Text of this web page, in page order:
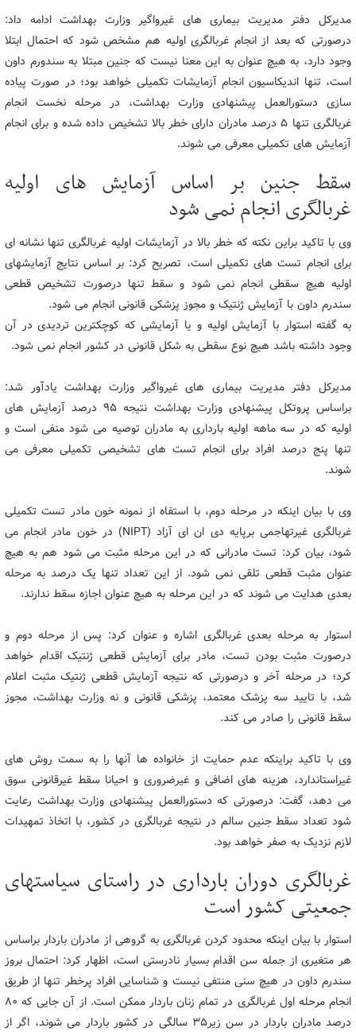
مدیرکل دفتر مدیریت بیماری های غیرواگیر وزارت بهداشت ادامه داد:
درصورتی که بعد از انجام غربالگری اولیه هم مشخص شود که احتمال ابتلا
وجود دارد، به هیچ عنوان به این معنا نیست که جنین مبتلا به سندورم داون
است، تنها اندیکاسیون انجام آزمایشات تکمیلی خواهد بود؛ در صورت پیاده
سازی دستورالعمل پیشنهادی وزارت بهداشت، در مرحله نخست انجام
غربالگری تنها 5 درصد مادران دارای خطر بالا تشخیص داده شده و برای انجام
آزمایش های تکمیلی معرفی می شوند.
سقط جنین بر اساس آزمایش های اولیه
غربالگری انجام نمی شود
وی با تاکید براین نکته که خطر بالا در آزمایشات اولیه غربالگری تنها نشانه ای
برای انجام تست های تکمیلی است، تصریح کرد: بر اساس نتایج آزمایشهای
اولیه هیچ سقطی انجام نمی شود و سقط تنها درصورت تشخیص قطعی
سندرم داون با آزمایش ژنتیک و مجوز پزشکی قانونی انجام می شود.
به گفته استوار با آزمایش اولیه و یا آزمایشی که کوچکترین تردیدی در آن
وجود داشته باشد هیچ نوع سقطی به شکل قانونی در کشور انجام نمی شود.
مدیرکل دفتر مدیریت بیماری های غیرواگیر وزارت بهداشت یادآور شد:
براساس پروتکل پیشنهادی وزارت بهداشت نتیجه 95 درصد آزمایش های
اولیه که در سه ماهه اولیه بارداری به مادران توصیه می شود منفی است و
تنها پنج درصد افراد برای انجام تست های تشخیصی تکمیلی معرفی می
شوند.
وی با بیان اینکه در مرحله دوم، با استفاه از نمونه خون مادر تست تکمیلی
غربالگری غیرتهاجمی برپایه دی ان ای آزاد (NIPT) در خون مادر انجام می
شود، بیان کرد: تست مادرانی که در این مرحله مثبت می شود هم به هیچ
عنوان مثبت قطعی تلقی نمی شود. از این تعداد تنها یک درصد به مرحله
بعدی هدایت می شوند که در این مرحله به هیچ عنوان اجازه سقط ندارند.
استوار به مرحله بعدی غربالگری اشاره و عنوان کرد: پس از مرحله دوم و
درصورت مثبت بودن تست، مادر برای آزمایش قطعی ژنتیک اقدام خواهد
کرد؛ در مرحله آخر و درصورتی که نتیجه آزمایش قطعی ژنتیک مثبت اعلام
شد، با تایید سه پزشک معتمد، پزشکی قانونی و نه وزارت بهداشت، مجوز
سقط قانونی را صادر می کند.
وی با تاکید براینکه عدم حمایت از خانواده ها آنها را به سمت روش های
غیراستاندارد، هزینه های اضافی و غیرضروری و احیانا سقط غیرقانونی سوق
می دهد، گفت: درصورتی که دستورالعمل پیشنهادی وزارت بهداشت رعایت
شود تعداد سقط جنین سالم در نتیجه غربالگری در کشور، با اتخاذ تمهیدات
لازم نزدیک به صفر خواهد بود.
غربالگری دوران بارداری در راستای سیاستهای
جمعیتی کشور است
استوار با بیان اینکه محدود کردن غربالگری به گروهی از مادران باردار براساس
هر متغیری از جمله سن اقدام بسیار نادرستی است، اظهار کرد: احتمال بروز
سندرم داون در هیچ سنی منتفی نیست و شناسایی افراد پرخطر تنها از طریق
انجام مرحله اول غربالگری در تمام زنان باردار ممکن است. از آن جایی که 80
درصد مادران باردار در سن زیر35 سالگی در کشور باردار می شوند، اگر از